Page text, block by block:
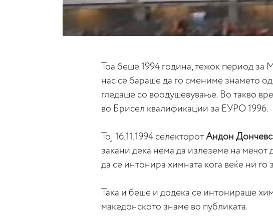
Toa беше 1994 година, тежок период
нас се бараше да го смениме знамето
гледаше со воодушевување. Во такво
во Брисел квалификации за ЕУРО 1996.
Тој 16.11.1994 селекторот Андон
закани дека нема да излеземе на
да се интонира химната кога веќе ни го
Така и беше и додека се интонираше
македонското знаме во публиката.